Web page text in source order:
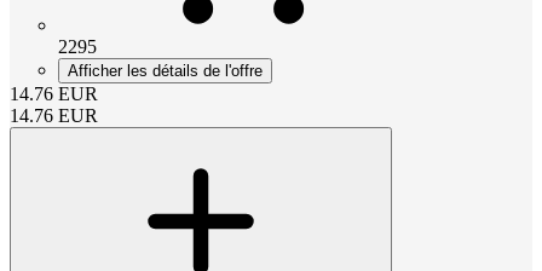
2295
Afficher les détails de l'offre
14.76 EUR
14.76 EUR